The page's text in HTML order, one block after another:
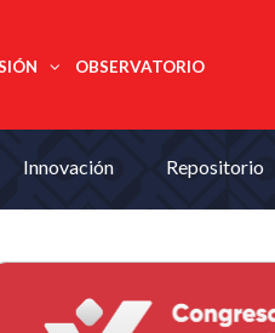
ciencias
Asociaciones
profesionales
Grupos de
Laboratorios
nacionales
Reconoce
Universidad
En Su 475
Aniversario
OBSERVATORIO
Innovación Repositorio